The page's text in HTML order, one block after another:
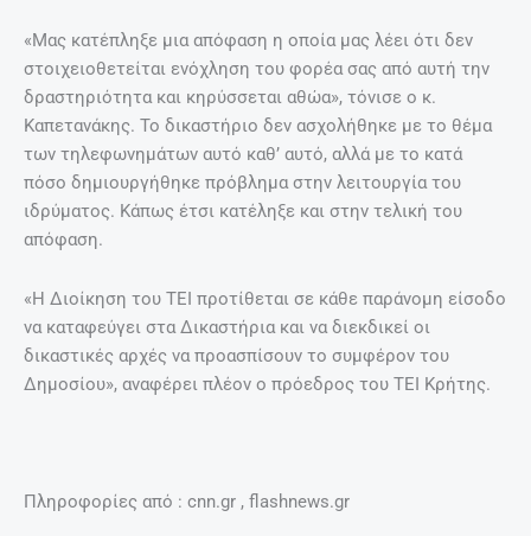
«Μας κατέπληξε μια απόφαση η οποία μας λέει ότι δεν
στοιχειοθετείται ενόχληση του φορέα σας από αυτή την
δραστηριότητα και κηρύσσεται αθώα», τόνισε ο κ.
Καπετανάκης. Το δικαστήριο δεν ασχολήθηκε με το θέμα
των τηλεφωνημάτων αυτό καθ’ αυτό, αλλά με το κατά
πόσο δημιουργήθηκε πρόβλημα στην λειτουργία του
ιδρύματος. Κάπως έτσι κατέληξε και στην τελική του
απόφαση.
«Η Διοίκηση του ΤΕΙ προτίθεται σε κάθε παράνομη είσοδο
να καταφεύγει στα Δικαστήρια και να διεκδικεί οι
δικαστικές αρχές να προασπίσουν το συμφέρον του
Δημοσίου», αναφέρει πλέον ο πρόεδρος του ΤΕΙ Κρήτης.
Πληροφορίες από : cnn.gr , flashnews.gr